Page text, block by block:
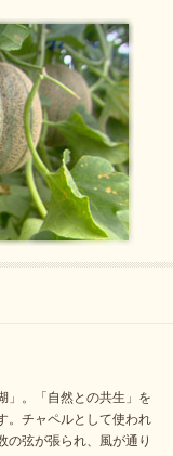
」。「自然との共生」を
。チャペルとして使われ
の弦が張られ、風が通り